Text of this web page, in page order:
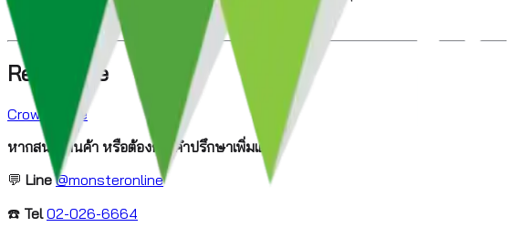
Reference
CrowdStrike
หากสนใจสินค้า หรือต้องการคำปรึกษาเพิ่มเติม
💬 Line @monsteronline
☎️ Tel 02-026-6664